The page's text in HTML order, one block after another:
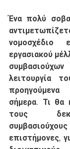
Ένα πολύ
νομοσχέδιο
εργασιακού
λειτουργία
σήμερα. Τι θα
τους
επιστήμονες,